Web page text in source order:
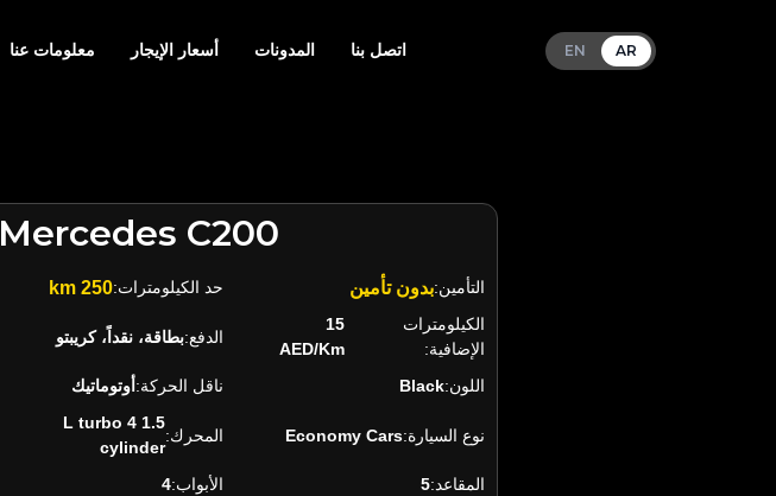
معلومات عنا أسعار الإيجار المدونات اتصل بنا EN AR
Mercedes C200
التأمين:بدون تأمين حد الكيلومترات:250 km
الكيلومترات
الإضافية:
15
AED/Km
الدفع:بطاقة، نقداً، كريبتو
اللون:Black ناقل الحركة: أوتوماتيك
نوع السيارة:Economy Cars المحرك:
1.5 L turbo 4
cylinder
المقاعد:5 الأبواب:4